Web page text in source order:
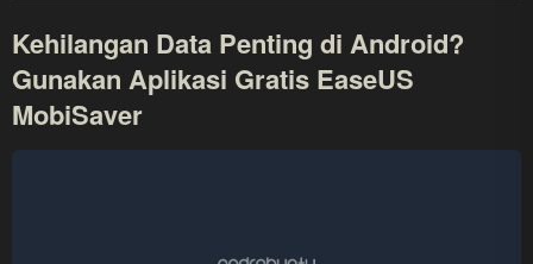
Kehilangan Data Penting di Android?
Gunakan Aplikasi Gratis EaseUS
MobiSaver